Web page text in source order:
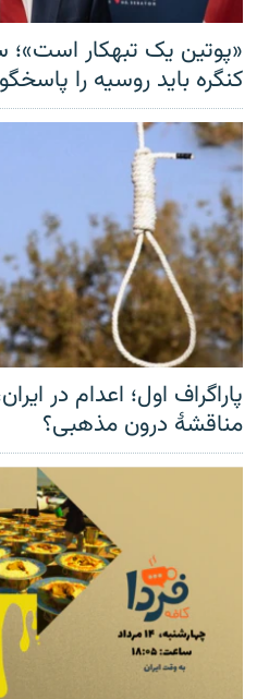
«پوتین یک تبهکار است»؛
کنگره باید روسیه را
پاراگراف اول؛ اعدام در
مناقشهٔ درون مذهبی؟